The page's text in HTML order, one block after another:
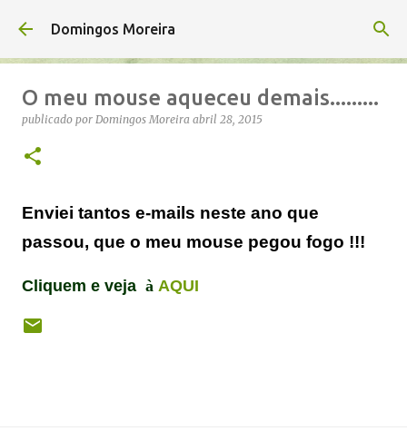
Avançar para o conteúdo principal
Domingos Moreira
O meu mouse aqueceu demais.........
publicado por Domingos Moreira abril 28, 2015
Enviei tantos e-mails neste ano que
passou, que o meu mouse pegou fogo !!!
Cliquem e veja à AQUI